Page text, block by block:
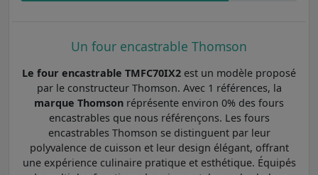
Un four encastrable Thomson
Le four encastrable TMFC70IX2 est un modèle proposé
par le constructeur Thomson. Avec 1 références, la
marque Thomson réprésente environ 0% des fours
encastrables que nous référençons. Les fours
encastrables Thomson se distinguent par leur
polyvalence de cuisson et leur design élégant, offrant
une expérience culinaire pratique et esthétique. Équipés